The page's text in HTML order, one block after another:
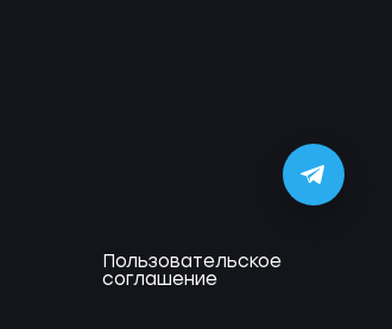
Пользовательское
соглашение